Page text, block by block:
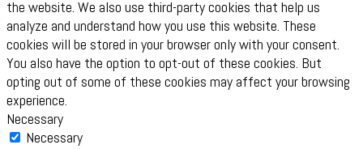
the website. We also use third-party cookies that help us
analyze and understand how you use this website. These
cookies will be stored in your browser only with your consent.
You also have the option to opt-out of these cookies. But
opting out of some of these cookies may affect your browsing
experience.
Necessary
Necessary